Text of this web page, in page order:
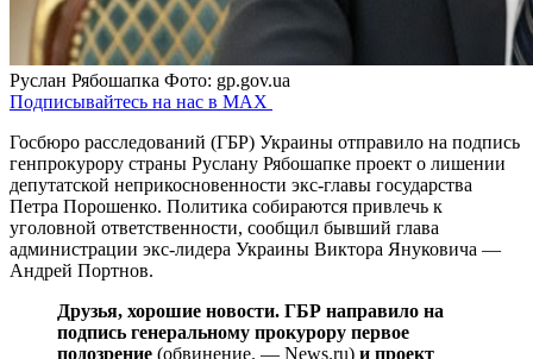
Руслан Рябошапка Фото: gp.gov.ua
Подписывайтесь на нас в MAX
Госбюро расследований (ГБР) Украины отправило на подпись
генпрокурору страны Руслану Рябошапке проект о лишении
депутатской неприкосновенности экс-главы государства
Петра Порошенко. Политика собираются привлечь к
уголовной ответственности, сообщил бывший глава
администрации экс-лидера Украины Виктора Януковича —
Андрей Портнов.
Друзья, хорошие новости. ГБР направило на
подпись генеральному прокурору первое
подозрение (обвинение. — News.ru) и проект